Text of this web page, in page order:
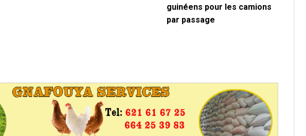
guinéens pour les camions
par passage